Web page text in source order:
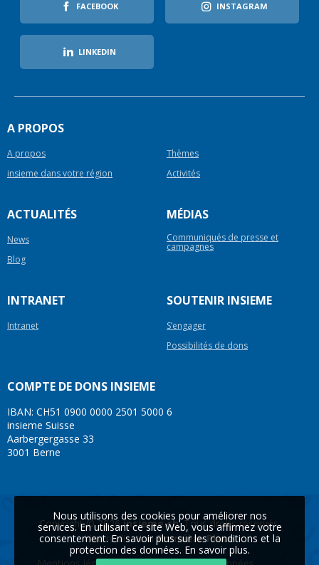
FACEBOOK INSTAGRAM
LINKEDIN
A PROPOS
A propos
Thèmes
insieme dans votre région
Activités
ACTUALITÉS
News
Blog
MÉDIAS
Communiqués de presse et
campagnes
INTRANET
Intranet
SOUTENIR INSIEME
S’engager
Possibilités de dons
COMPTE DE DONS INSIEME
IBAN: CH51 0900 0000 2501 5000 6
insieme Suisse
Aarbergergasse 33
3001 Berne
Copyright © 2026insieme.ch. Tous droits réservés.
Une réalisation Première Place
Nous utilisons des cookies pour améliorer nos
services. En utilisant ce site Web, vous affirmez votre
consentement. En savoir plus sur les conditions et la
protection des données. En savoir plus.